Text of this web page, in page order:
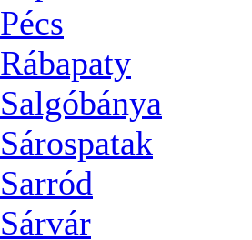
Pécs
Rábapaty
Salgóbánya
Sárospatak
Sarród
Sárvár